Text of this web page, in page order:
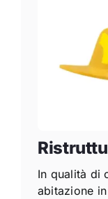
In qualità di
abitazione